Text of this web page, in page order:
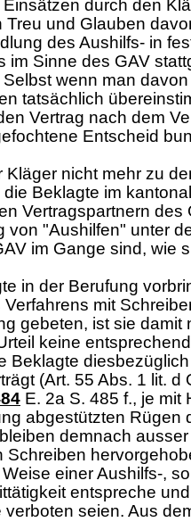
durch den
Treu und Glauben
des Aushilfs- in
im Sinne des GAV
wenn man
tatsächlich
Vertrag nach dem
Entscheid
Kläger nicht mehr zu
Beklagte im
Vertragspartnern des
von "Aushilfen" unter
im Gange sind, wie
in der Berufung
mit
gebeten, ist sie damit
keine
Beklagte
(Art. 55 Abs. 1 lit. d
E. 2a S. 485 f., je mit
abgestützten Rügen
bleiben demnach
Schreiben
einer Aushilfs-,
entspreche
seien. Aus